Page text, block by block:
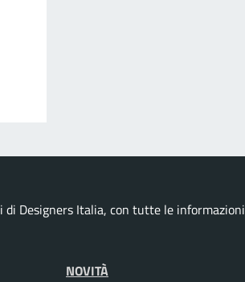
di Designers Italia, con tutte le informazioni
NOVITÀ